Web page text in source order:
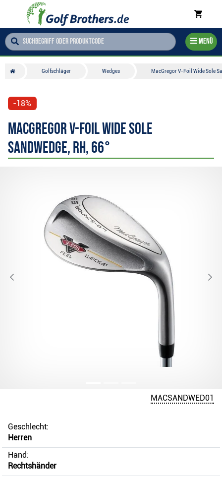
Menü
Golfschläger Wedges MacGregor V-Foil Wide Sole
-18%
MacGregor V-Foil Wide Sole
Sandwedge, RH, 66°
MACSANDWED01
Geschlecht:
Herren
Hand:
Rechtshänder